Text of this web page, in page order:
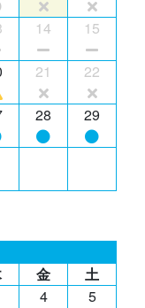
14 15
21 22
28 29
金
土
4 5